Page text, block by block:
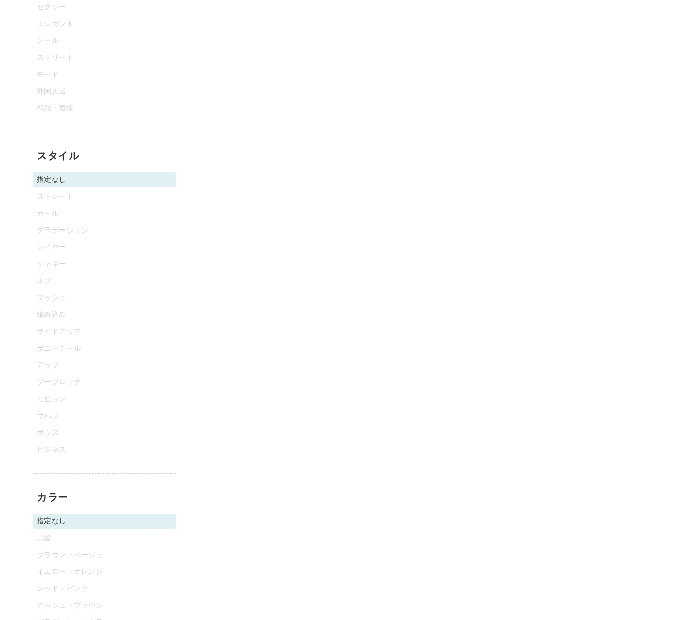
セクシー
エレガント
クール
ストリート
モード
外国人風
和服・着物
スタイル
指定なし
ストレート
カール
グラデーション
レイヤー
シャギー
ボブ
マッシュ
編み込み
サイドアップ
ポニーテール
アップ
ツーブロック
モヒカン
ウルフ
ボウズ
ビジネス
カラー
指定なし
黒髪
ブラウン・ベージュ
イエロー・オレンジ
レッド・ピンク
アッシュ・ブラウン